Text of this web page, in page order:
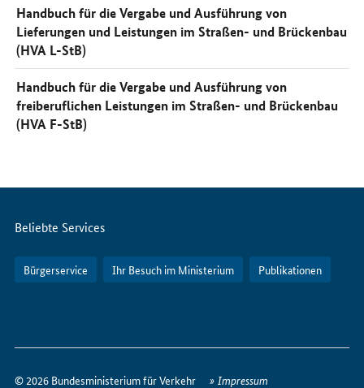
Handbuch für die Vergabe und Ausführung von
Lieferungen und Leistungen im Straßen- und Brückenbau
(HVA L-StB)
Handbuch für die Vergabe und Ausführung von
freiberuflichen Leistungen im Straßen- und Brückenbau
(HVA F-StB)
Servicemenü
Beliebte Services
Bürgerservice Ihr Besuch im Ministerium Publikationen
erreichen
© 2026 Bundesministerium für Verkehr Impressum